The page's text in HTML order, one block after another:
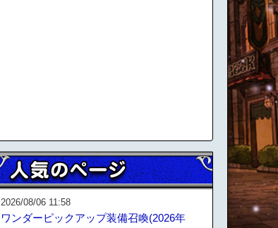
2026/08/06 11:58
ワンダーピックアップ装備召喚(2026年